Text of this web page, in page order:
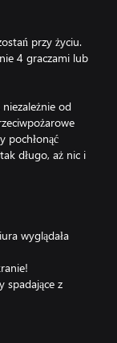
przy życiu.
4 graczami lub
niezależnie od
pochłonąć
długo, aż nic i
wyglądała
spadające z